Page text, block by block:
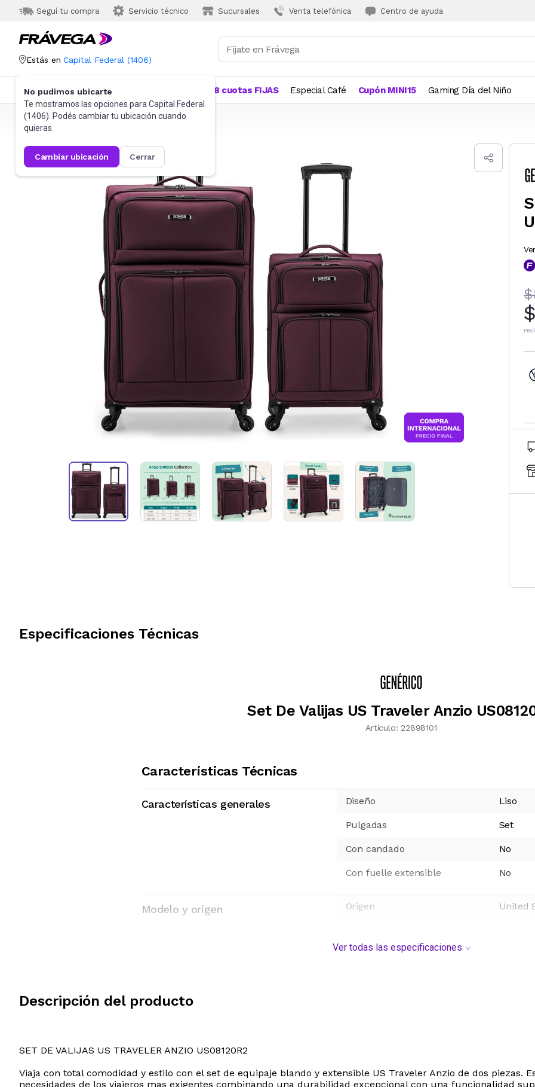
Seguí tu compra Servicio técnico Sucursales Venta telefónica Centro de ayuda
Estás en Capital Federal (1406)
No pudimos ubicarte
Te mostramos las opciones para Capital Federal
(1406). Podés cambiar tu ubicación cuando
quieras.
cambiar ubicación cerrar
Categorías Más Vendidos 18 cuotas FIJAS Especial Café Cupón MINI15 Gaming Día del Niño
Frávega Indumentaria Accesorios Valijas
Especificaciones Técnicas
Set De Valijas US Traveler Anzio
Artículo: 22898101
Características Técnicas
Características generales Diseño Liso
Pulgadas Set
Con candado No
Con fuelle extensible No
Modelo y origen Origen United
Ver todas las especificaciones
Descripción del producto
SET DE VALIJAS US TRAVELER ANZIO US08120R2
Viaja con total comodidad y estilo con el set de equipaje blando y extensible US Traveler Anzio de dos piezas.
necesidades de los viajeros mas exigentes combinando una durabilidad excepcional con una funcionalidad